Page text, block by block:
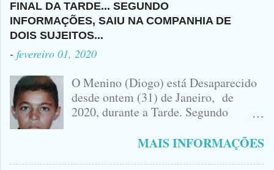
VEÍCULO ENVOLVIDO NO
ACIDENTE EM QUE ZÉ DO RÁDIO
PERDEU A VIDA.... FOTO
IDOMINIS FIDELIS FOTO
IDOMINIS FIDELIS VEÍCULO
ENVOLVIDO NO ACIDENTE UMA
MONTANA NA FOTO VOCÊS
PODEM OBSERVAR QUE TODAS...
ACUSADO E VÍTIMA QUE ESTÁ
SEM CAMISA
FUGIDO PARA SANTA CRUZ DO
CAPIBARIBE, NO PERNAMBUCO...
FINAL DA TARDE... SEGUNDO
INFORMAÇÕES, SAIU NA COMPANHIA DE
DOIS SUJEITOS...
- fevereiro 01, 2020
O Menino (Diogo) está Desaparecido
desde ontem (31) de Janeiro, de
2020, durante a Tarde. Segundo
Bairro Jardim Karlota, aqui em
MAIS INFORMAÇÕES